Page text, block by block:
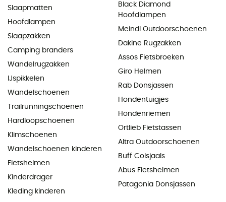
Slaapmatten
Hoofdlampen
Slaapzakken
Camping branders
Wandelrugzakken
IJspikkelen
Wandelschoenen
Trailrunningschoenen
Hardloopschoenen
Klimschoenen
Wandelschoenen kinderen
Fietshelmen
Kinderdrager
Kleding kinderen
Black Diamond
Hoofdlampen
Meindl Outdoorschoenen
Dakine Rugzakken
Assos Fietsbroeken
Giro Helmen
Rab Donsjassen
Hondentuigjes
Hondenriemen
Ortlieb Fietstassen
Altra Outdoorschoenen
Buff Colsjaals
Abus Fietshelmen
Patagonia Donsjassen